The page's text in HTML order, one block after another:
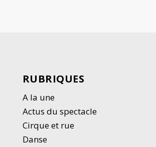
RUBRIQUES
A la une
Actus du spectacle
Cirque et rue
Danse